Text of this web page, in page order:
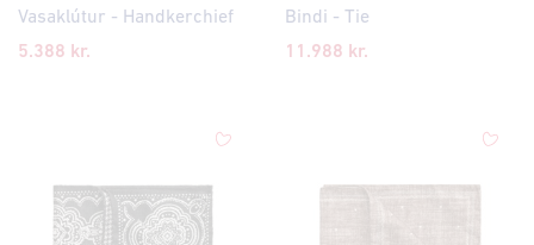
Vasaklútur - Handkerchief
5.388 kr.
Bindi - Tie
11.988 kr.